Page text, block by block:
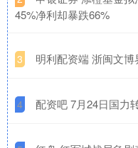
45%净利却暴跌66%
3 明利配资端 浙闽文博
4 配资吧 7月24日国力